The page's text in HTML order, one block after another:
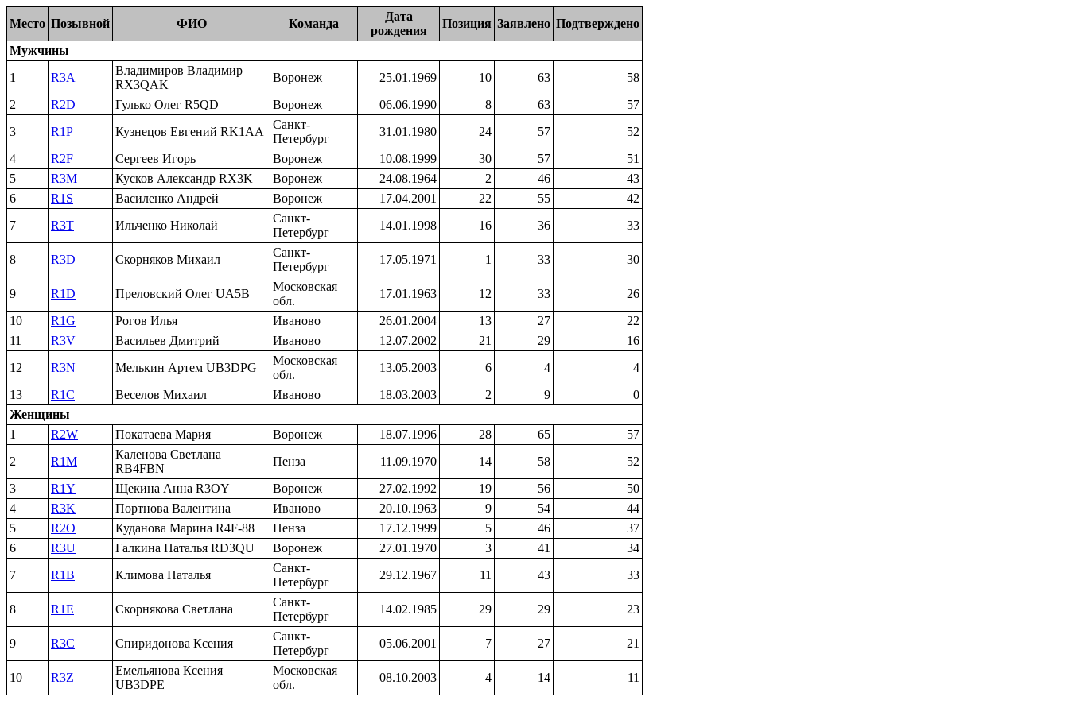
Место Позывной ФИО Команда
Дата
рождения
Позиция Заявлено Подтверждено
Мужчины
1
R3A
Владимиров Владимир
RX3QAK
Воронеж 25.01.1969 10 63
58
2
R2D Гулько Олег R5QD Воронеж 06.06.1990 8 63
57
3
R1P Кузнецов Евгений RK1AA
Санкт-
Петербург
31.01.1980 24 57
52
4
R2F Сергеев Игорь Воронеж 10.08.1999 30 57
51
5
R3M Кусков Александр RX3K Воронеж 24.08.1964 2 46
43
6
R1S Василенко Андрей Воронеж 17.04.2001 22 55
42
7
R3T Ильченко Николай
Санкт-
Петербург
14.01.1998 16 36 33
8 R3D Скорняков Михаил
Санкт-
Петербург
17.05.1971 1 33 30
9 R1D Преловский Олег UA5B
Московская
обл.
17.01.1963 12 33
26
10
R1G Рогов Илья Иваново 26.01.2004 13 27
22
11
R3V Васильев Дмитрий Иваново 12.07.2002 21 29
16
12
R3N Мелькин Артем UB3DPG
Московская
обл.
13.05.2003 6 4
4
13
R1C Веселов Михаил Иваново 18.03.2003 2 9
0
Женщины
1
R2W Покатаева Мария Воронеж 18.07.1996 28 65
57
2
R1M
Каленова Светлана
RB4FBN
Пенза 11.09.1970 14 58
52
3
R1Y Щекина Анна R3OY Воронеж 27.02.1992 19 56
50
4
R3K Портнова Валентина Иваново 20.10.1963 9 54
44
5
R2O Куданова Марина R4F-88 Пенза 17.12.1999 5 46
37
6
R3U Галкина Наталья RD3QU Воронеж 27.01.1970 3 41
34
7
R1B Климова Наталья
Санкт-
Петербург
29.12.1967 11 43 33
8 R1E Скорнякова Светлана
Санкт-
Петербург
14.02.1985 29 29 23
9 R3C Спиридонова Ксения
Санкт-
Петербург
05.06.2001 7 27 21
10 R3Z
Емельянова Ксения
UB3DPE
Московская
обл.
08.10.2003 4 14 11